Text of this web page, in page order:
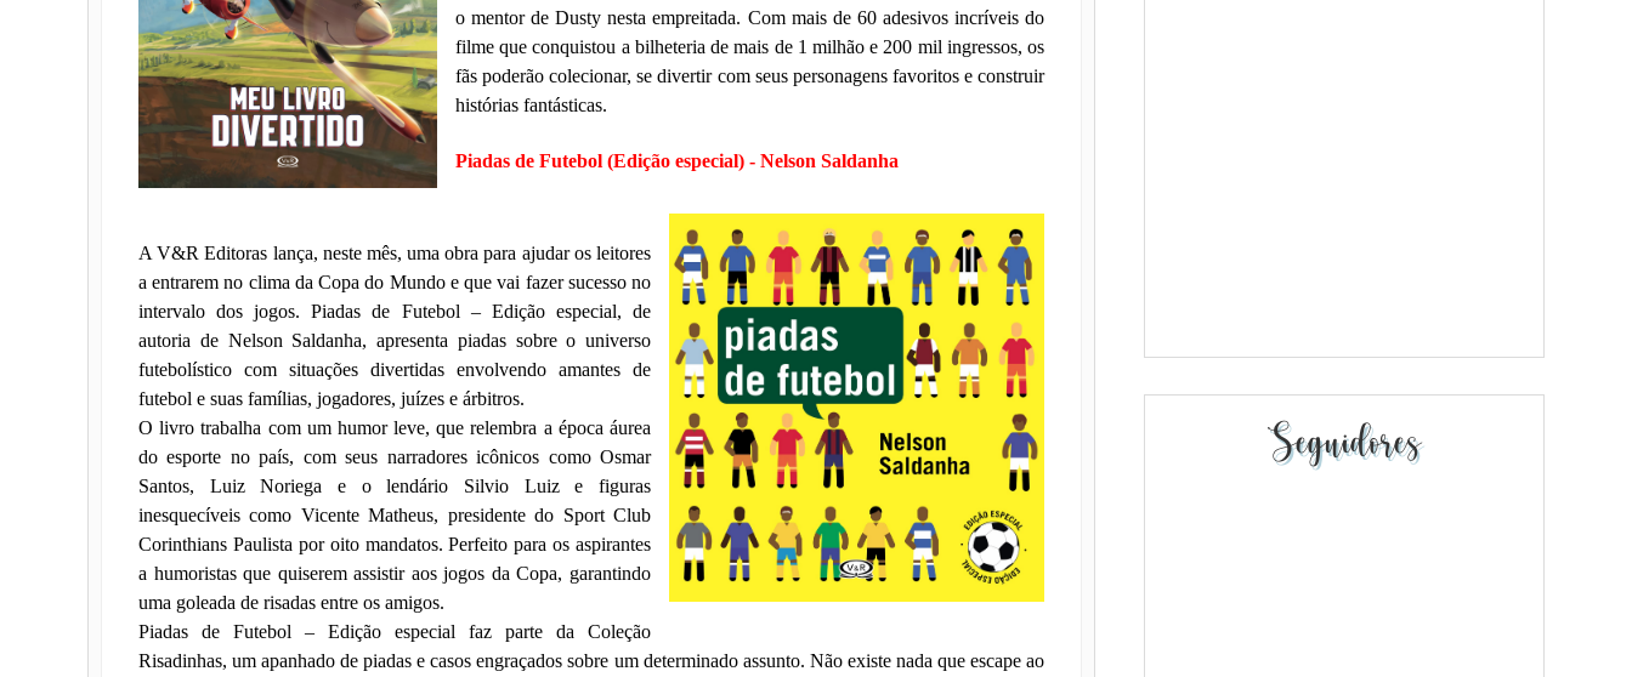
o mentor de Dusty nesta empreitada. Com mais de 60 adesivos incríveis do
filme que conquistou a bilheteria de mais de 1 milhão e 200 mil ingressos, os
fãs poderão colecionar, se divertir com seus personagens favoritos e construir
histórias fantásticas.
Piadas de Futebol (Edição especial) - Nelson Saldanha
A V&R Editoras lança, neste mês, uma obra para ajudar os leitores
a entrarem no clima da Copa do Mundo e que vai fazer sucesso no
intervalo dos jogos. Piadas de Futebol – Edição especial, de
autoria de Nelson Saldanha, apresenta piadas sobre o universo
futebolístico com situações divertidas envolvendo amantes de
futebol e suas famílias, jogadores, juízes e árbitros.
O livro trabalha com um humor leve, que relembra a época áurea
do esporte no país, com seus narradores icônicos como Osmar
Santos, Luiz Noriega e o lendário Silvio Luiz e figuras
inesquecíveis como Vicente Matheus, presidente do Sport Club
Corinthians Paulista por oito mandatos. Perfeito para os aspirantes
a humoristas que quiserem assistir aos jogos da Copa, garantindo
uma goleada de risadas entre os amigos.
Piadas de Futebol – Edição especial faz parte da Coleção
Risadinhas, um apanhado de piadas e casos engraçados sobre um determinado assunto. Não existe nada que escape ao
Seguidores